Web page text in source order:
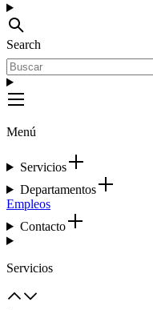
Search
Menú
Servicios
Departamentos
Empleos
Contacto
Servicios